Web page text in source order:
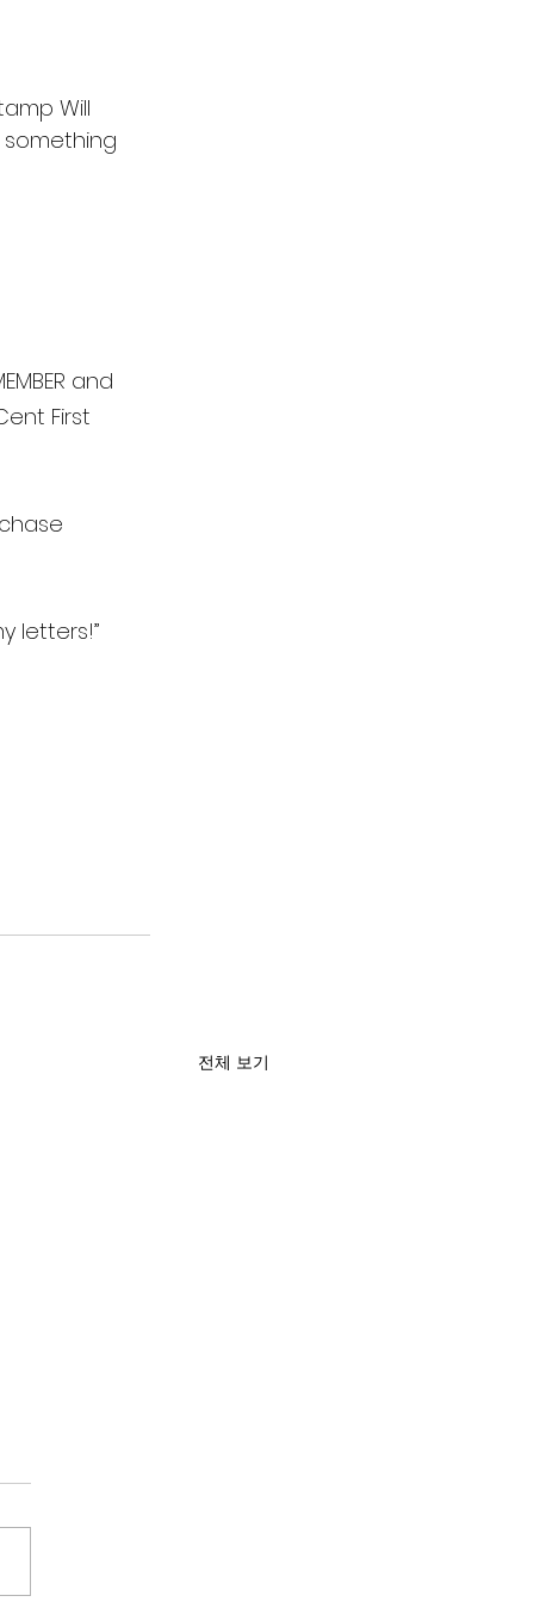
Will
and
First
letters!”
전체 보기